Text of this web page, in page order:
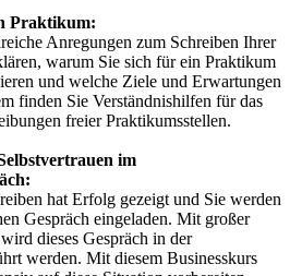
Praktikum:
Anregungen zum Schreiben Ihrer
warum Sie sich für ein Praktikum
und welche Ziele und Erwartungen
finden Sie Verständnishilfen für das
freier Praktikumsstellen.
im
hat Erfolg gezeigt und Sie werden
Gespräch eingeladen. Mit großer
dieses Gespräch in der
werden. Mit diesem Businesskurs